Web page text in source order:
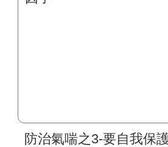
防治氣喘之3-要自我保